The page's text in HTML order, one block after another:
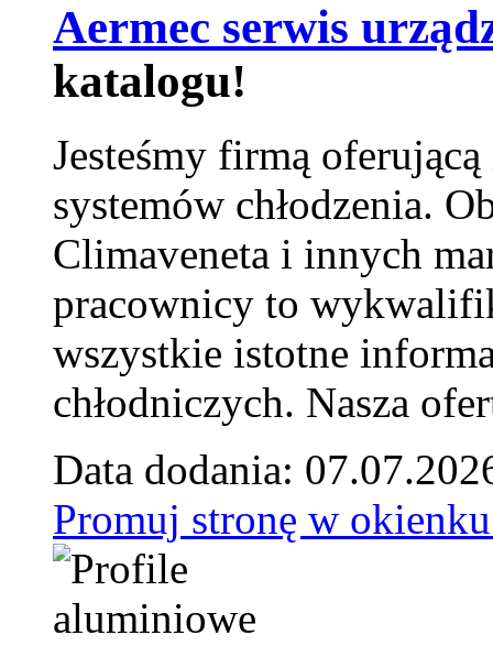
Aermec serwis
katalogu!
Jesteśmy firmą
systemów chłodzenia.
Climaveneta i innych
pracownicy to
wszystkie istotne
chłodniczych. Nasza
Data dodania:
Promuj stronę w